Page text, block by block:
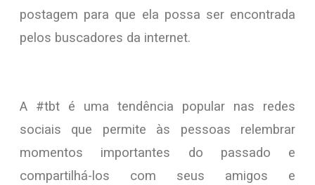
postagem para que ela possa ser encontrada
pelos buscadores da internet.
A #tbt é uma tendência popular nas redes
sociais que permite às pessoas relembrar
momentos importantes do passado e
compartilhá-los com seus amigos e